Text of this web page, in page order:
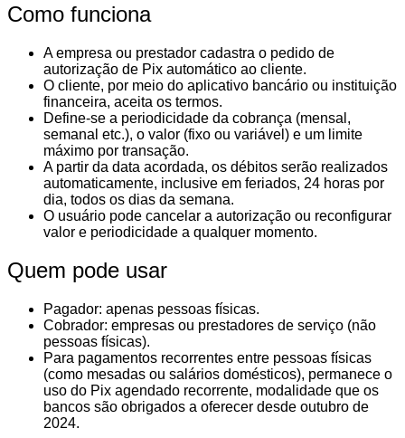
Como funciona
A empresa ou prestador cadastra o pedido de
autorização de Pix automático ao cliente.
O cliente, por meio do aplicativo bancário ou instituição
financeira, aceita os termos.
Define-se a periodicidade da cobrança (mensal,
semanal etc.), o valor (fixo ou variável) e um limite
máximo por transação.
A partir da data acordada, os débitos serão realizados
automaticamente, inclusive em feriados, 24 horas por
dia, todos os dias da semana.
O usuário pode cancelar a autorização ou reconfigurar
valor e periodicidade a qualquer momento.
Quem pode usar
Pagador: apenas pessoas físicas.
Cobrador: empresas ou prestadores de serviço (não
pessoas físicas).
Para pagamentos recorrentes entre pessoas físicas
(como mesadas ou salários domésticos), permanece o
uso do Pix agendado recorrente, modalidade que os
bancos são obrigados a oferecer desde outubro de
2024.